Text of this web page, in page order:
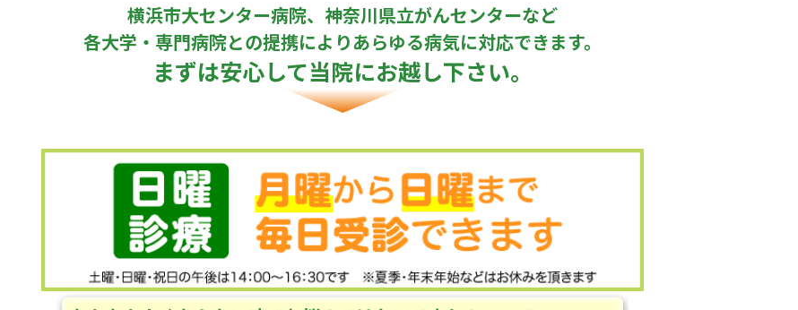
横浜市大センター病院、 神奈川県立がんセンターなど
各大学・専門病院との提携によりあらゆる病気に対応できます。
まずは安心して当院にお越し下さい。